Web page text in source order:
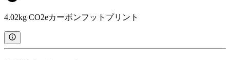
4.02kg CO2eカーボンフットプリント